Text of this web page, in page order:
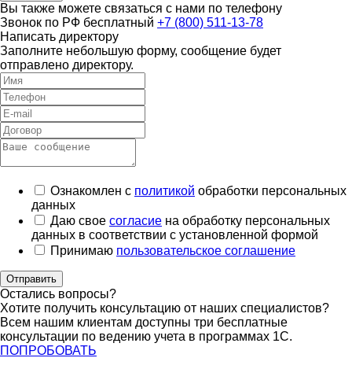
Вы также можете связаться с нами по телефону
Звонок по РФ бесплатный +7 (800) 511-13-78
Написать директору
Заполните небольшую форму, сообщение будет
отправлено директору.
Ознакомлен с политикой обработки персональных
данных
Даю свое согласие на обработку персональных
данных в соответствии с установленной формой
Принимаю пользовательское соглашение
Отправить
Остались вопросы?
Хотите получить консультацию от наших специалистов?
Всем нашим клиентам доступны три бесплатные
консультации по ведению учета в программах 1С.
ПОПРОБОВАТЬ